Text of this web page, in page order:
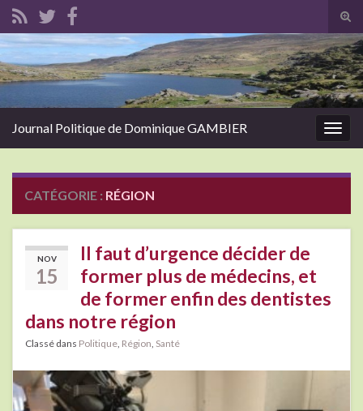
Search for:
Journal Politique de Dominique GAMBIER
CATÉGORIE : RÉGION
NOV
15
Il faut d’urgence décider de
former plus de médecins, et
de former enfin des dentistes
dans notre région
Classé dans Politique Région Santé